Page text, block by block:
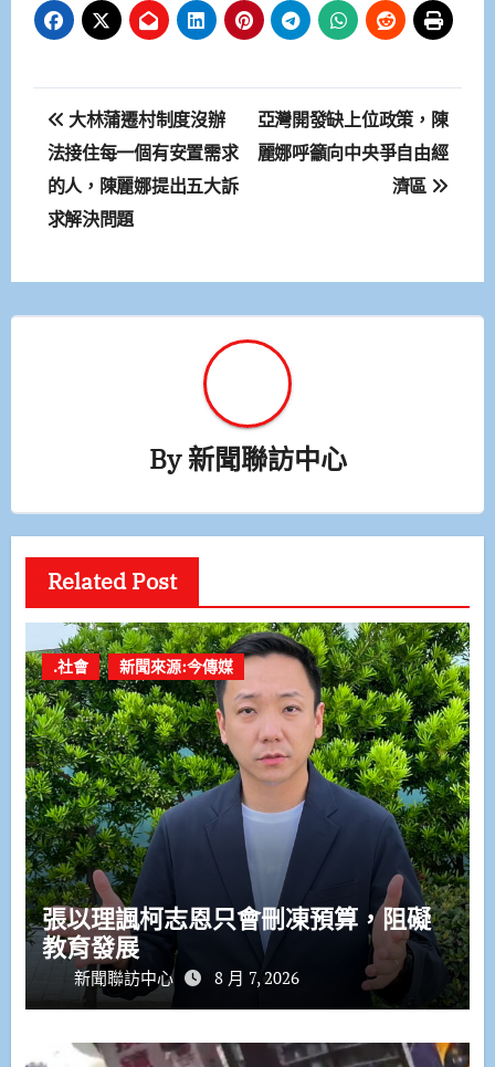
文
章
導
大林蒲遷村制度沒辦
法接住每一個有安置需求
的人，陳麗娜提出五大訴
求解決問題
亞灣開發缺上位政策，陳
麗娜呼籲向中央爭自由經
濟區
By新聞聯訪中心
Related Post
.社會 新聞來源:今傳媒
張以理諷柯志恩只會刪凍預算，阻礙
教育發展
新聞聯訪中心 8 月 7, 2026